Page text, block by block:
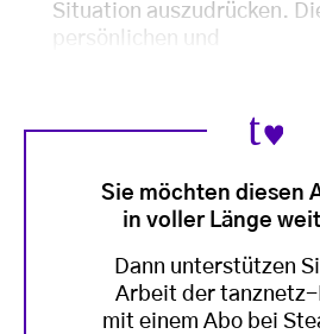
Situation auszudrücken.
persönlichen und
Sie möchten diesen
in voller Länge
Dann unterstützen
Arbeit der tanznetz-
mit einem Abo bei